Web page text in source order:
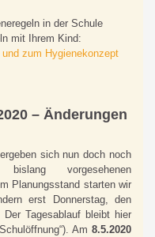
in der Schule
mit Ihrem Kind:
zum Hygienekonzept
– Änderungen
sich nun doch noch
vorgesehenen
Planungsstand starten wir
erst Donnerstag, den
Der Tagesablauf bleibt hier
Am 8.5.2020